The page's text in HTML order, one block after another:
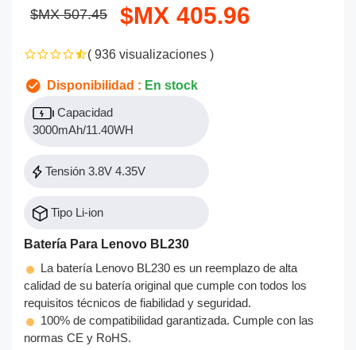
$MX 507.45 $MX 405.96
( 936 visualizaciones )
Disponibilidad : En stock
Capacidad
3000mAh/11.40WH
Tensión 3.8V 4.35V
Tipo Li-ion
Batería Para Lenovo BL230
La batería Lenovo BL230 es un reemplazo de alta
calidad de su batería original que cumple con todos los
requisitos técnicos de fiabilidad y seguridad.
100% de compatibilidad garantizada. Cumple con las
normas CE y RoHS.